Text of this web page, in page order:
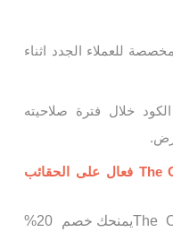
للعملاء الجدد اثناء
خلال فترة صلاحيته
كود خصم The Out Net فعال على الحقائب
كود خصم The Out Netيمنحك خصم 20%